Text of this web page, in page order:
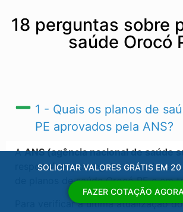
18 perguntas sobre
saúde Orocó
1 - Quais os planos de
PE​ aprovados pela ANS?
AANS (agência nacional de saúde
responsável por regular (autorizas
de planos de saúde Orocó PE​ e em
Para verificar a ultima atualização
SOLICITAR VALORES GRÁTIS EM 20
FAZER COTAÇÃO AGORA